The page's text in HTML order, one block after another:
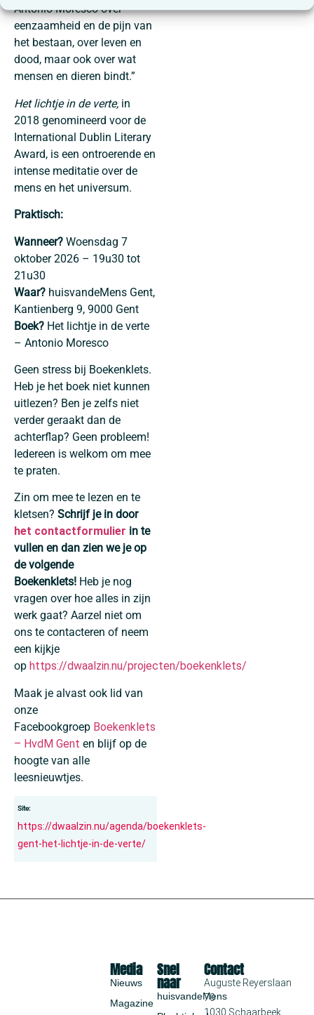
Antonio Moresco over
eenzaamheid en de pijn van
het bestaan, over leven en
dood, maar ook over wat
mensen en dieren bindt.”
Het lichtje in de verte, in
2018 genomineerd voor de
International Dublin Literary
Award, is een ontroerende en
intense meditatie over de
mens en het universum.
Praktisch:
Wanneer? Woensdag 7
oktober 2026 – 19u30 tot
21u30
Waar? huisvandeMens Gent,
Kantienberg 9, 9000 Gent
Boek? Het lichtje in de verte
– Antonio Moresco
Geen stress bij Boekenklets.
Heb je het boek niet kunnen
uitlezen? Ben je zelfs niet
verder geraakt dan de
achterflap? Geen probleem!
Iedereen is welkom om mee
te praten.
Zin om mee te lezen en te
kletsen? Schrijf je in door
het contactformulier in te
vullen en dan zien we je op
de volgende
Boekenklets! Heb je nog
vragen over hoe alles in zijn
werk gaat? Aarzel niet om
ons te contacteren of neem
een kijkje
op https://dwaalzin.nu/projecten/boekenklets/
Maak je alvast ook lid van
onze
Facebookgroep Boekenklets
– HvdM Gent en blijf op de
hoogte van alle
leesnieuwtjes.
Site:
https://dwaalzin.nu/agenda/boekenklets-
gent-het-lichtje-in-de-verte/
Snel
naar
huisvandeMens
Media
Nieuws
Magazine
Contact
Auguste Reyerslaan
70
1030 Schaarbeek